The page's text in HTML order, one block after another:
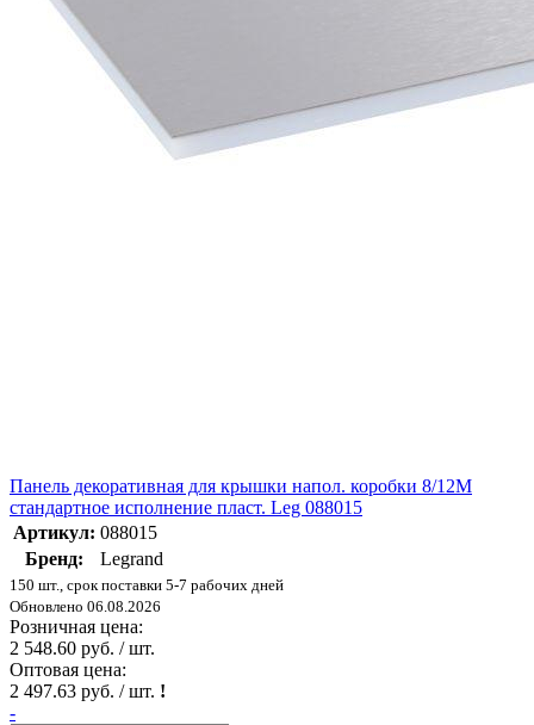
Панель декоративная для крышки напол. коробки 8/12М
стандартное исполнение пласт. Leg 088015
Артикул: 088015
Бренд:
Legrand
150 шт., срок поставки 5-7 рабочих дней
Обновлено 06.08.2026
Розничная цена:
2 548.60 руб. / шт.
Оптовая цена:
2 497.63 руб. / шт. !
-